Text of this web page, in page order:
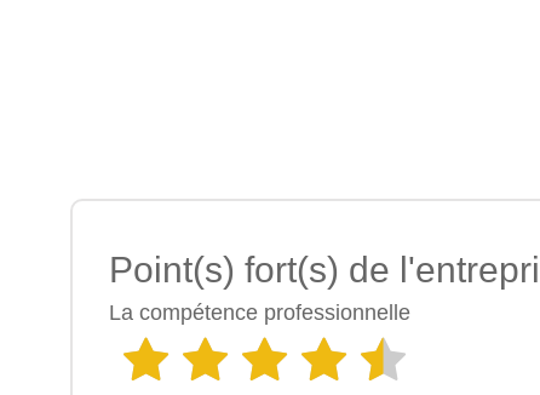
Point(s) fort(s) de
La compétence professionnelle